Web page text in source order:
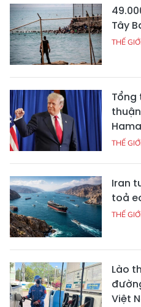
Tây
THẾ GIỚI
Tổng
THẾ GIỚI
Iran
toả
THẾ GIỚI
Lào
Việt